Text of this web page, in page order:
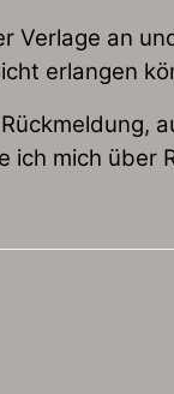
Verlage an
erlangen
mich über